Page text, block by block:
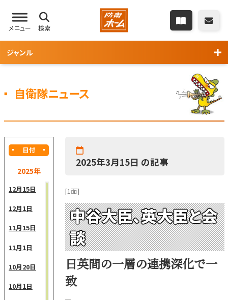
メニュー 検索
ジャンル
自衛隊ニュース
日付
2025年
12月15日
12月1日
11月15日
11月1日
10月20日
10月1日
2025年3月15日 の記事
[1面]
中谷大臣、英大臣と会
談
日英間の一層の連携深化で一
致